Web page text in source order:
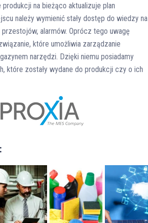
na bieżąco aktualizuje plan
należy wymienić stały dostęp do wiedzy na
alarmów. Oprócz tego uwagę
które umożliwia zarządzanie
narzędzi. Dzięki niemu posiadamy
które zostały wydane do produkcji czy o ich